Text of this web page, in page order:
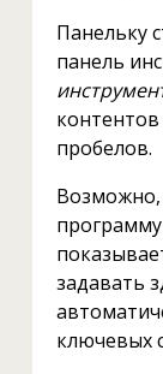
Панельку
панель
контентов
пробелов.
Возможно,
задавать
ключевых